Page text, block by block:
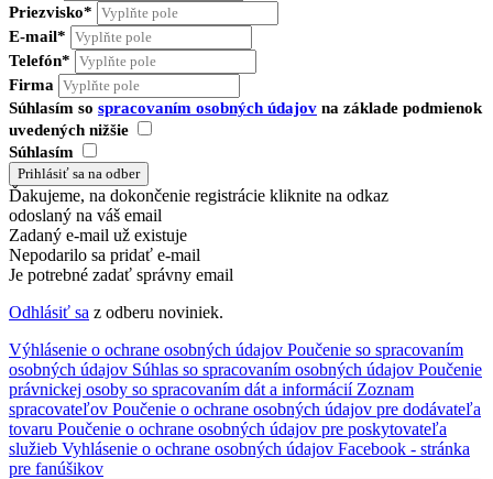
Priezvisko*
E-mail*
Telefón*
Firma
Súhlasím so spracovaním osobných údajov na základe podmienok
uvedených nižšie
Súhlasím
Ďakujeme, na dokončenie registrácie kliknite na odkaz
odoslaný na váš email
Zadaný e-mail už existuje
Nepodarilo sa pridať e-mail
Je potrebné zadať správny email
Odhlásiť sa z odberu noviniek.
Výhlásenie o ochrane osobných údajov Poučenie so spracovaním
osobných údajov Súhlas so spracovaním osobných údajov Poučenie
právnickej osoby so spracovaním dát a informácií Zoznam
spracovateľov Poučenie o ochrane osobných údajov pre dodávateľa
tovaru Poučenie o ochrane osobných údajov pre poskytovateľa
služieb Vyhlásenie o ochrane osobných údajov Facebook - stránka
pre fanúšikov